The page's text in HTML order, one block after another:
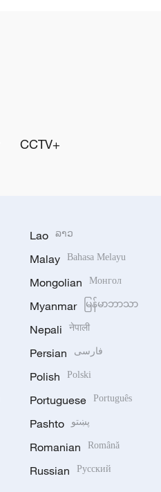
CCTV+
Lao ລາວ
Malay Bahasa Melayu
Mongolian Монгол
Myanmar မြန်မာဘာသာ
Nepali नेपाली
Persian فارسی
Polish Polski
Portuguese Português
Pashto پښتو
Romanian Română
Russian Русский